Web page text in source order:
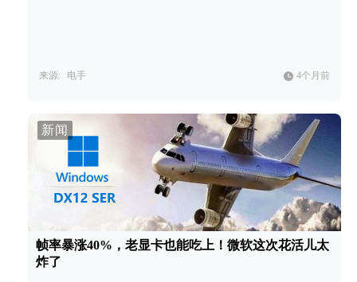
来源: 电手 4个月前
新闻
帧率暴涨40%，老显卡也能吃上！微软这次花活儿太
炸了